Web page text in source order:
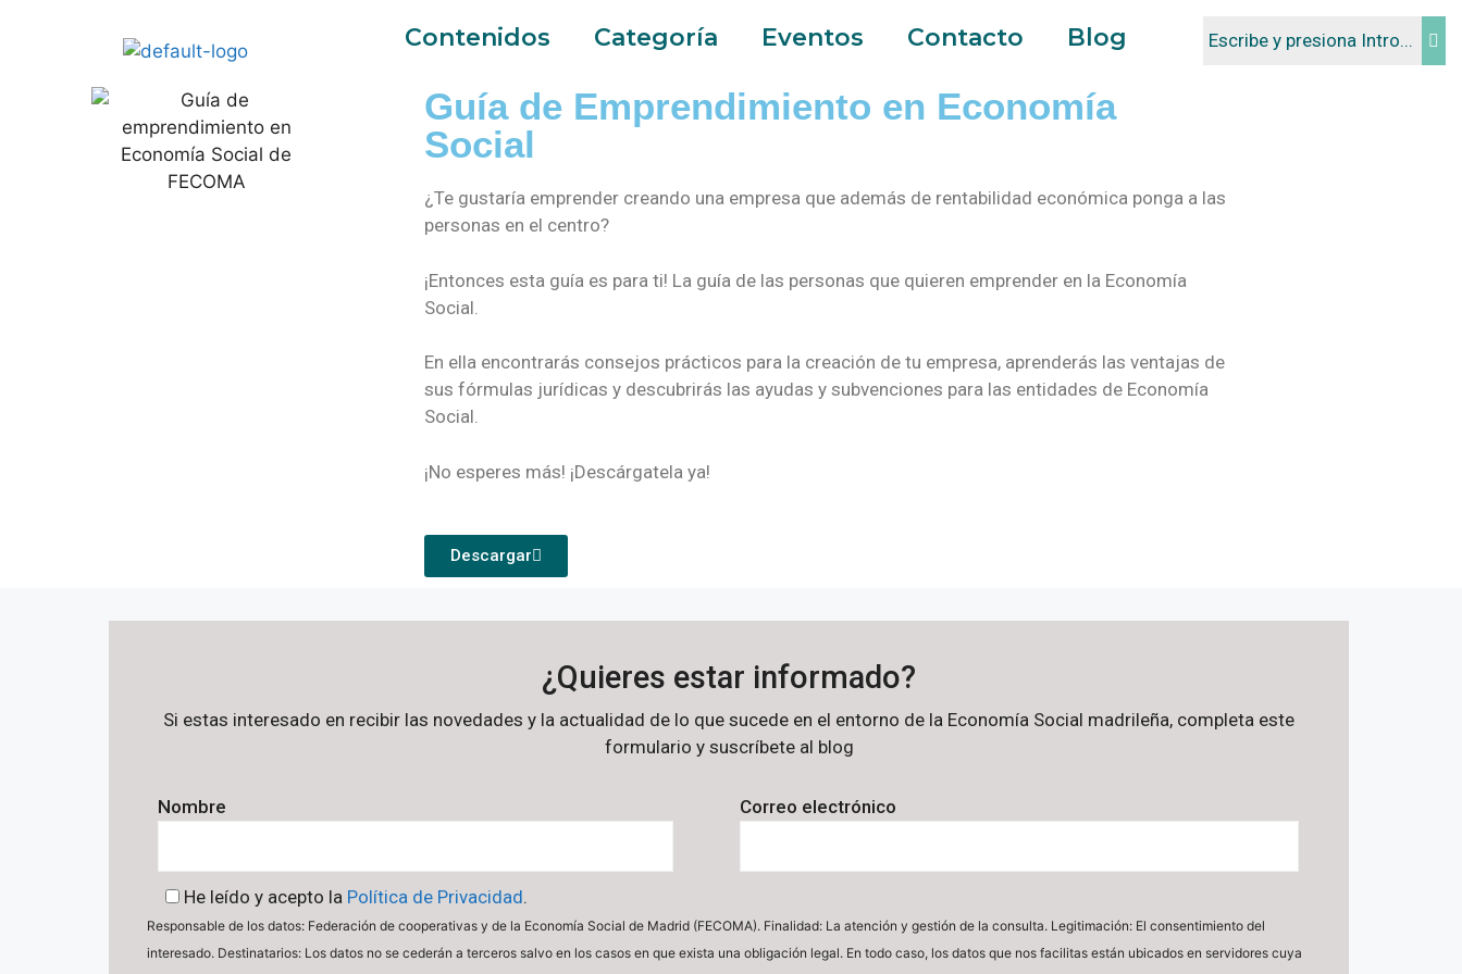
Contenidos Categoría Eventos Contacto Blog
Guía de Emprendimiento en Economía
Social
¿Te gustaría emprender creando una empresa que además de rentabilidad económica ponga a las
personas en el centro?
¡Entonces esta guía es para ti! La guía de las personas que quieren emprender en la Economía
Social.
En ella encontrarás consejos prácticos para la creación de tu empresa, aprenderás las ventajas de
sus fórmulas jurídicas y descubrirás las ayudas y subvenciones para las entidades de Economía
Social.
¡No esperes más! ¡Descárgatela ya!
Descargar
¿Quieres estar informado?
Si estas interesado en recibir las novedades y la actualidad de lo que sucede en el entorno de la Economía Social madrileña, completa este
formulario y suscríbete al blog
Nombre Correo electrónico
He leído y acepto la Política de Privacidad.
Responsable de los datos: Federación de cooperativas y de la Economía Social de Madrid (FECOMA). Finalidad: La atención y gestión de la consulta. Legitimación: El consentimiento del
interesado. Destinatarios: Los datos no se cederán a terceros salvo en los casos en que exista una obligación legal. En todo caso, los datos que nos facilitas están ubicados en servidores cuya